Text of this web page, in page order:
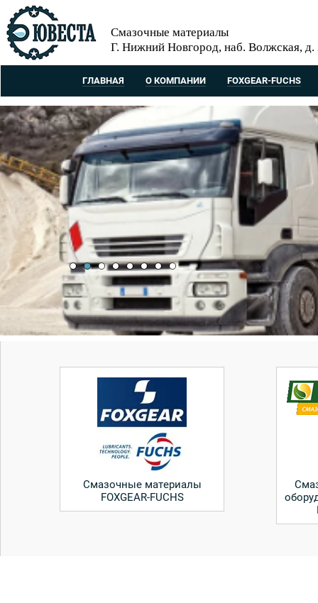
Смазочные материалы
Г. Нижний Новгород, наб. Волжская, д.
ГЛАВНАЯ О КОМПАНИИ FOXGEAR-FUCHS
Смазочные материалы
FOXGEAR-FUCHS